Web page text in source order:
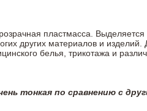
пластмасса.
других материалов и
белья, трикотажа и
тонкая по сравнению с